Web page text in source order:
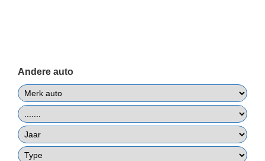
Andere auto